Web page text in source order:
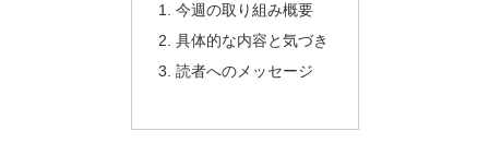
今週の取り組み概要
具体的な内容と気づき
読者へのメッセージ